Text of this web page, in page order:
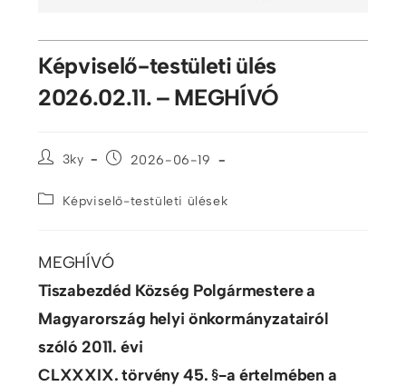
Képviselő-testületi ülés
2026.02.11. – MEGHÍVÓ
3ky 2026-06-19
Képviselő-testületi ülések
MEGHÍVÓ
Tiszabezdéd Község Polgármestere a
Magyarország helyi önkormányzatairól
szóló 2011. évi
CLXXXIX. törvény 45. §-a értelmében a